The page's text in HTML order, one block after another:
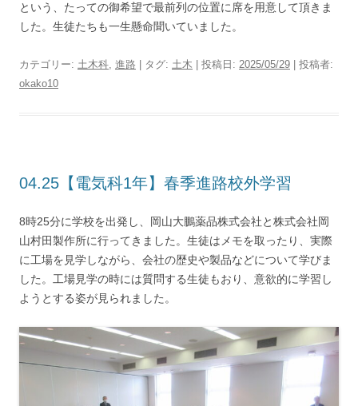
という、たっての御希望で最前列の位置に席を用意して頂きま
した。生徒たちも一生懸命聞いていました。
カテゴリー: 土木科, 進路 | タグ: 土木 | 投稿日: 2025/05/29
投稿者:
okako10
04.25【電気科1年】春季進路校外学習
8時25分に学校を出発し、岡山大鵬薬品株式会社と株式会社岡
山村田製作所に行ってきました。生徒はメモを取ったり、実際
に工場を見学しながら、会社の歴史や製品などについて学びま
した。工場見学の時には質問する生徒もおり、意欲的に学習し
ようとする姿が見られました。